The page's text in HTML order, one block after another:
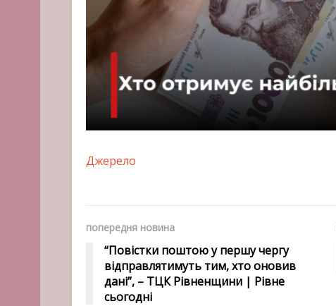
Джерело
попередня новина
“Повістки поштою у першу чергу
відправлятимуть тим, хто оновив
дані”, – ТЦК Рівненщини | Рівне
сьогодні